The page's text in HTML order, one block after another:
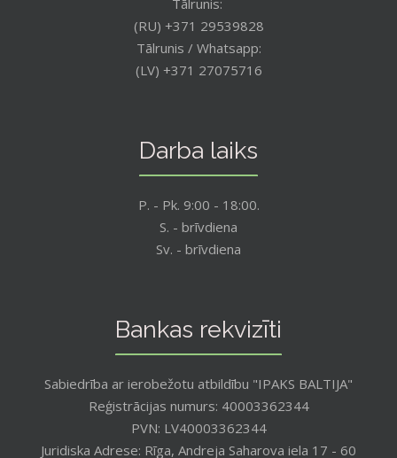
Tālrunis:
(RU) +371 29539828
Tālrunis / Whatsapp:
(LV) +371 27075716
Darba laiks
P. - Pk. 9:00 - 18:00.
S. - brīvdiena
Sv. - brīvdiena
Bankas rekvizīti
Sabiedrība ar ierobežotu atbildību "IPAKS BALTIJA"
Reģistrācijas numurs: 40003362344
PVN: LV40003362344
Juridiska Adrese: Rīga, Andreja Saharova iela 17 - 60